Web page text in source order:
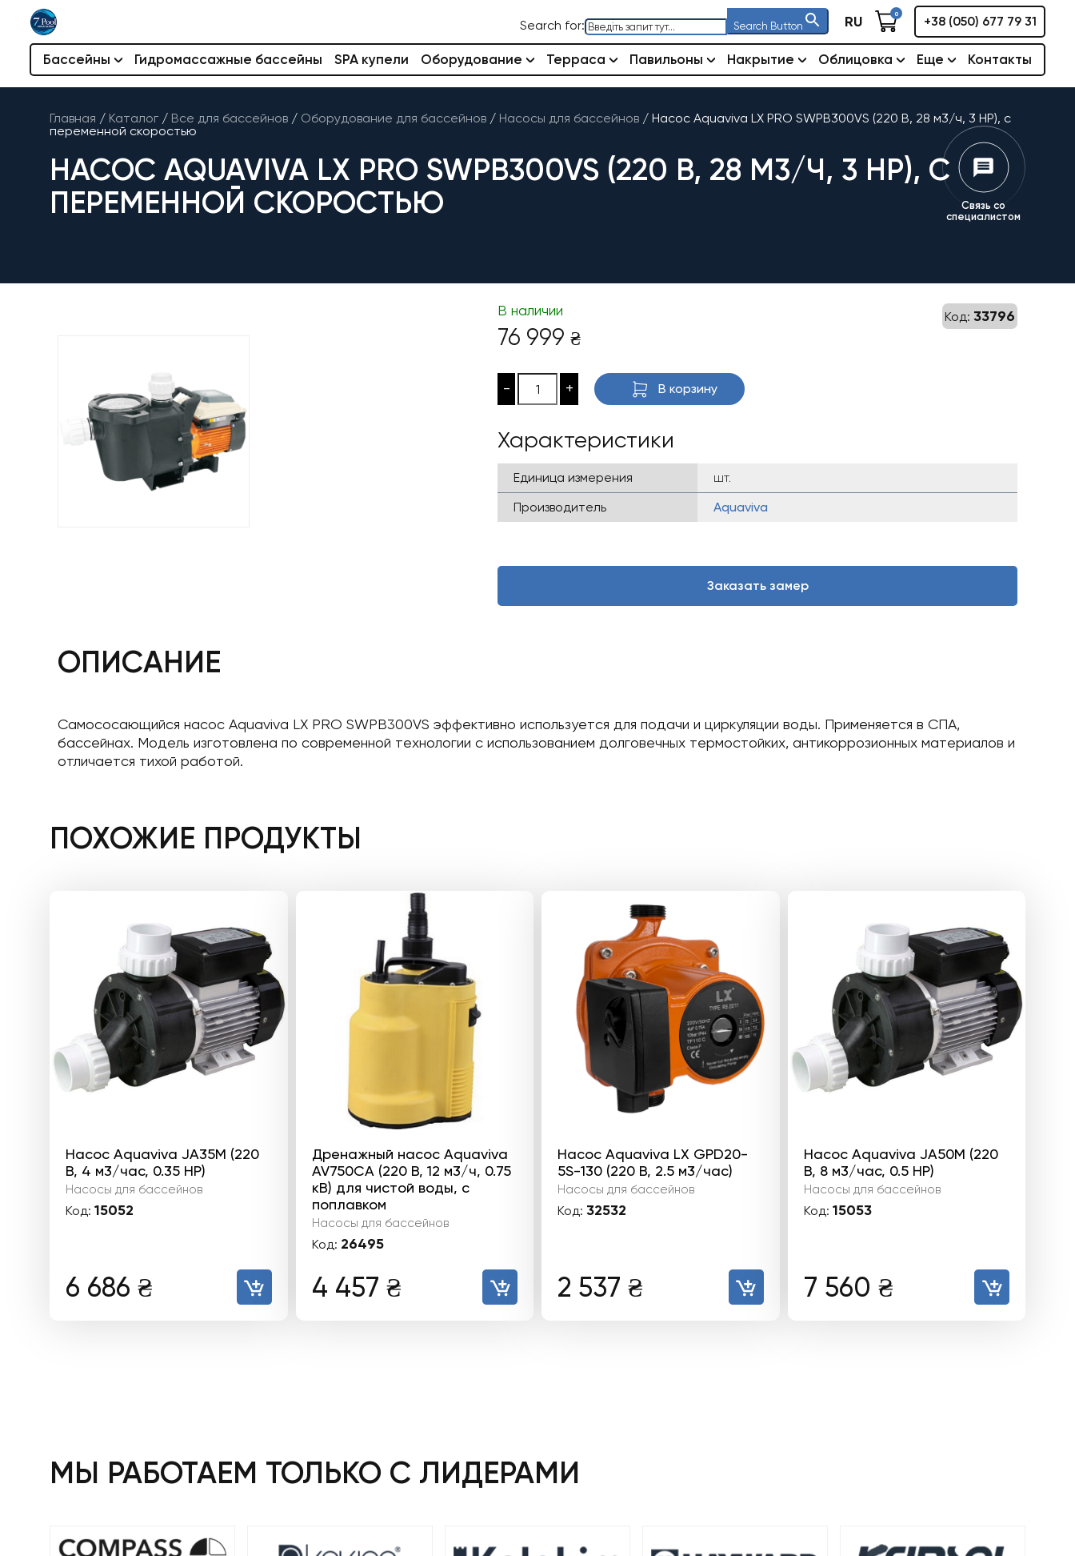
Search for: Search Button RU 0
+38 (050) 677 79 31
Бассейны Гидромассажные бассейны SPA купели Оборудование Терраса Павильоны Накрытие Облицовка Еще Контакты
Главная / Каталог / Все для бассейнов / Оборудование для бассейнов / Насосы для бассейнов / Насос Aquaviva LX PRO SWPB300VS (220 В, 28 м3/ч, 3 HP), с
переменной скоростью
НАСОС AQUAVIVA LX PRO SWPB300VS (220 В, 28 М3/Ч, 3 HP), С
ПЕРЕМЕННОЙ СКОРОСТЬЮ
Связь со
специалистом
Код: 33796
В наличии
76 999 ₴
- + В корзину
Характеристики
Единица измерения
шт.
Производитель
Aquaviva
Заказать замер
ОПИСАНИЕ
Самососающийся насос Aquaviva LX PRO SWPB300VS эффективно используется для подачи и циркуляции воды. Применяется в СПА,
бассейнах. Модель изготовлена ​​по современной технологии с использованием долговечных термостойких, антикоррозионных материалов и
отличается тихой работой.
ПОХОЖИЕ ПРОДУКТЫ
Насос Aquaviva JA35M (220
В, 4 м3/час, 0.35 HP)
Насосы для бассейнов
Код: 15052
6 686 ₴
Дренажный насос Aquaviva
AV750CA (220 В, 12 м3/ч, 0.75
кВ) для чистой воды, с
поплавком
Насосы для бассейнов
Код: 26495
4 457 ₴
Насос Aquaviva LX GPD20-
5S-130 (220 В, 2.5 м3/час)
Насосы для бассейнов
Код: 32532
2 537 ₴
Насос Aquaviva JA50M (220
В, 8 м3/час, 0.5 HP)
Насосы для бассейнов
Код: 15053
7 560 ₴
МЫ РАБОТАЕМ ТОЛЬКО С ЛИДЕРАМИ